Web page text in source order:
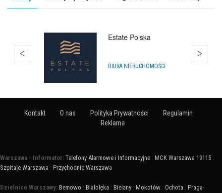
Hurtownia Balonów
HURTOWNIE
Kontakt O nas Polityka Prywatności
Regulamin
Reklama
Warszawa - Informator: Telefony Alarmowe i Informacyjne : MCK Warszawa 19115 :
Szpitale Warszawa : Przychodnie Warszawa
Dzielnice Warszawy: Bemowo : Białołęka : Bielany : Mokotów : Ochota : Praga-